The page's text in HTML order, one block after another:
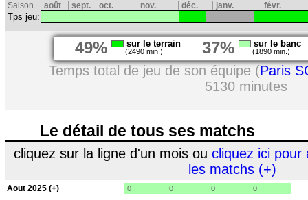
Saison août sept. oct. nov. déc. janv. févr.
Tps jeu:
49% sur le terrain
(2490 min.) 37% sur le banc
(1890 min.)
Temps total de jeu de son équipe (Paris
5130 minutes
Le détail de tous ses matchs
cliquez sur la ligne d'un mois ou cliquez ici pour
les matchs (+)
Aout 2025 (+) 0 0 0 0